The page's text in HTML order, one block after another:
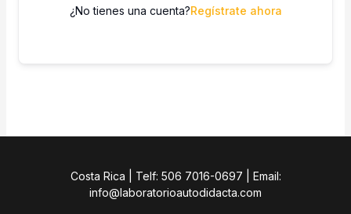
¿No tienes una cuenta?Regístrate ahora
Costa Rica | Telf: 506 7016-0697 | Email:
info@laboratorioautodidacta.com